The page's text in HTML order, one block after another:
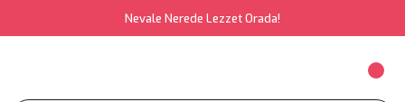
Nevale Nerede Lezzet Orada!